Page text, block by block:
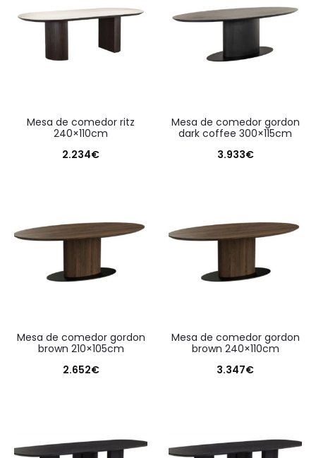
mesa de comedor ritz
240×110cm
2.234€
mesa de comedor gordon
dark coffee 300×115cm
3.933€
mesa de comedor gordon
brown 210×105cm
2.652€
mesa de comedor gordon
brown 240×110cm
3.347€